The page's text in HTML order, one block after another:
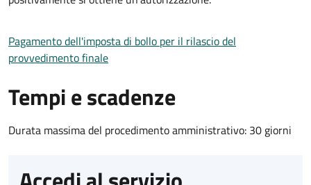
Pagamento dell'imposta di bollo per il rilascio del
provvedimento finale
Tempi e scadenze
Durata massima del procedimento amministrativo: 30 giorni